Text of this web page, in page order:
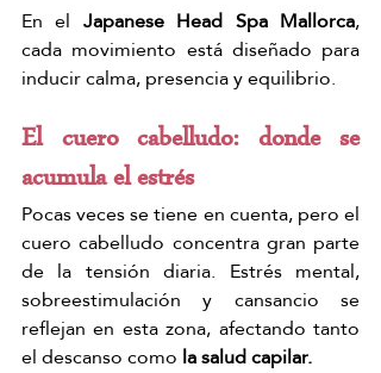
En el Japanese Head Spa Mallorca,
cada movimiento está diseñado para
inducir calma, presencia y equilibrio.
El cuero cabelludo: donde se
acumula el estrés
Pocas veces se tiene en cuenta, pero el
cuero cabelludo concentra gran parte
de la tensión diaria. Estrés mental,
sobreestimulación y cansancio se
reflejan en esta zona, afectando tanto
el descanso como la salud capilar.